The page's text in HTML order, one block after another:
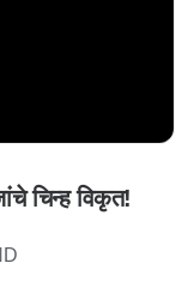
चिन्ह विकृत!